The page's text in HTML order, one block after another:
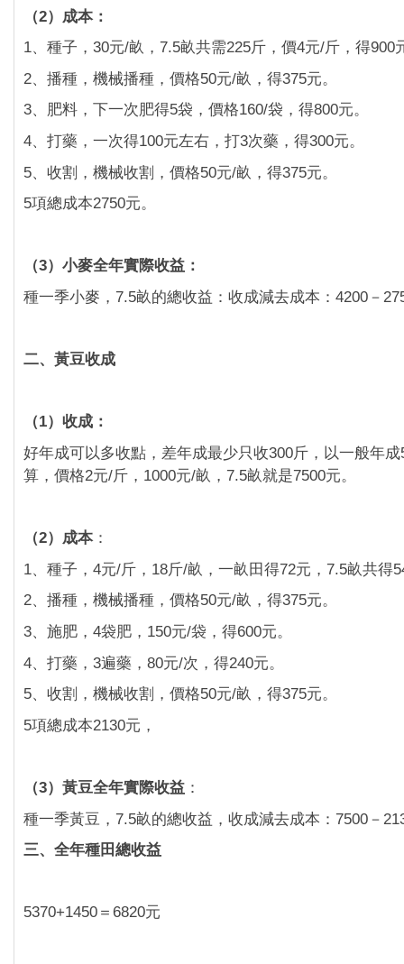
（2）成本：
1、種子，30元/畝，7.5畝共需225斤，價4元/斤，得900
2、播種，機械播種，價格50元/畝，得375元。
3、肥料，下一次肥得5袋，價格160/袋，得800元。
4、打藥，一次得100元左右，打3次藥，得300元。
5、收割，機械收割，價格50元/畝，得375元。
5項總成本2750元。
（3）小麥全年實際收益：
種一季小麥，7.5畝的總收益：收成減去成本：4200－
二、黃豆收成
（1）收成：
好年成可以多收點，差年成最少只收300斤，以一般年
算，價格2元/斤，1000元/畝，7.5畝就是7500元。
（2）成本：
1、種子，4元/斤，18斤/畝，一畝田得72元，7.5畝共得
2、播種，機械播種，價格50元/畝，得375元。
3、施肥，4袋肥，150元/袋，得600元。
4、打藥，3遍藥，80元/次，得240元。
5、收割，機械收割，價格50元/畝，得375元。
5項總成本2130元，
（3）黃豆全年實際收益 ：
種一季黃豆，7.5畝的總收益，收成減去成本：7500－
三、全年種田總收益
5370+1450＝6820元